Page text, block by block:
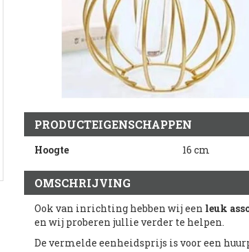
PRODUCTEIGENSCHAPPEN
Hoogte 16 cm
OMSCHRIJVING
Ook van inrichting hebben wij een leuk
en wij proberen jullie verder te helpen.
De vermelde eenheidsprijs is voor een